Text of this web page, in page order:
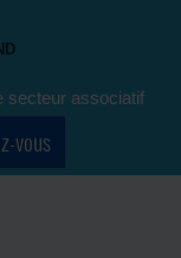
secteur associatif
vous